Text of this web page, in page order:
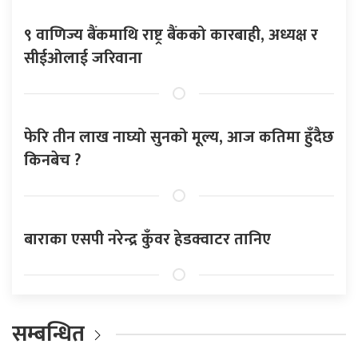
९ वाणिज्य बैंकमाथि राष्ट्र बैंकको कारबाही, अध्यक्ष र
सीईओलाई जरिवाना
फेरि तीन लाख नाघ्यो सुनको मूल्य, आज कतिमा हुँदैछ
किनबेच ?
बाराका एसपी नरेन्द्र कुँवर हेडक्वाटर तानिए
सम्बन्धित